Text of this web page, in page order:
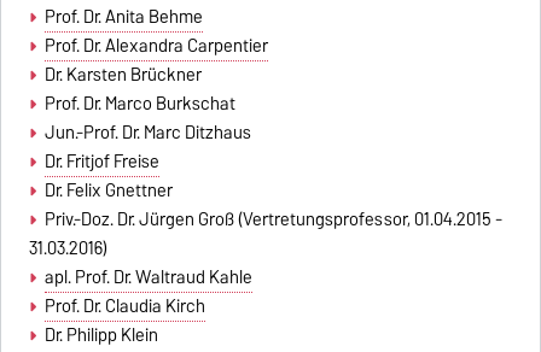
Prof. Dr. Anita Behme
Prof. Dr. Alexandra Carpentier
Dr. Karsten Brückner
Prof. Dr. Marco Burkschat
Jun.-Prof. Dr. Marc Ditzhaus
Dr. Fritjof Freise
Dr. Felix Gnettner
Priv.-Doz. Dr. Jürgen Groß (Vertretungsprofessor, 01.04.2015 -
31.03.2016)
apl. Prof. Dr. Waltraud Kahle
Prof. Dr. Claudia Kirch
Dr. Philipp Klein